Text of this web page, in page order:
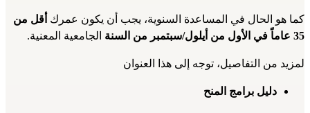
كما هو الحال في المساعدة السنوية، يجب أن يكون عمرك
35 عاماً في الأول من أيلول/سبتمبر من السنة
الجامعية المعنية.
لمزيد من التفاصيل، توجه إلى هذا العنوان
دليل برامج المنح